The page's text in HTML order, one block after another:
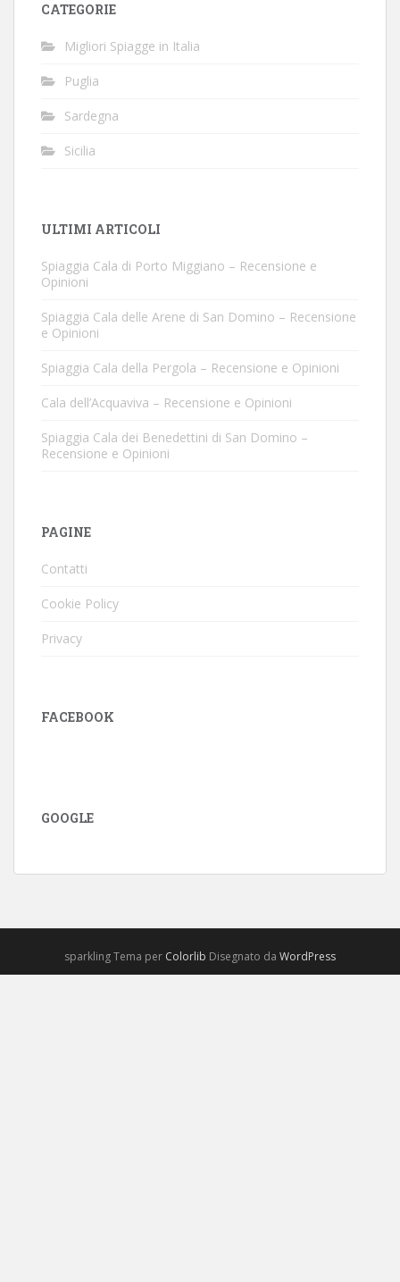
CATEGORIE
Migliori Spiagge in Italia
Puglia
Sardegna
Sicilia
ULTIMI ARTICOLI
Spiaggia Cala di Porto Miggiano – Recensione e
Opinioni
Spiaggia Cala delle Arene di San Domino – Recensione
e Opinioni
Spiaggia Cala della Pergola – Recensione e Opinioni
Cala dell’Acquaviva – Recensione e Opinioni
Spiaggia Cala dei Benedettini di San Domino –
Recensione e Opinioni
PAGINE
Contatti
Cookie Policy
Privacy
FACEBOOK
GOOGLE
sparkling Tema per Colorlib Disegnato da WordPress